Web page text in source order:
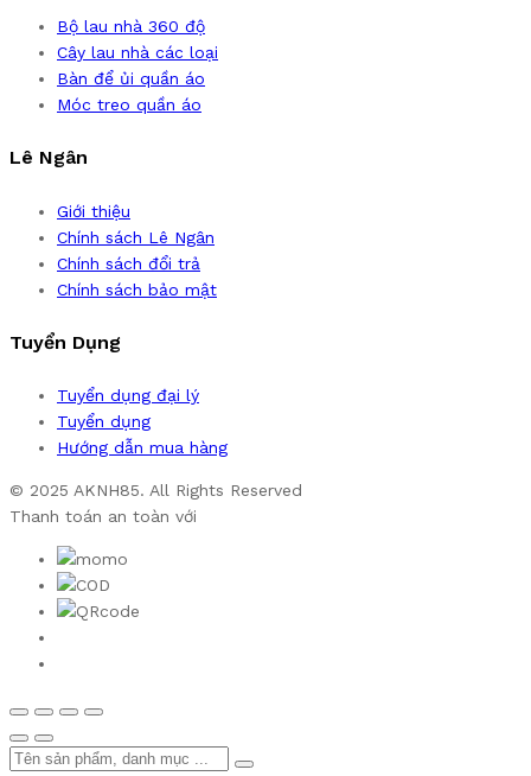
Bộ lau nhà 360 độ
Cây lau nhà các loại
Bàn để ủi quần áo
Móc treo quần áo
Lê Ngân
Giới thiệu
Chính sách Lê Ngân
Chính sách đổi trả
Chính sách bảo mật
Tuyển Dụng
Tuyển dụng đại lý
Tuyển dụng
Hướng dẫn mua hàng
© 2025 AKNH85. All Rights Reserved
Thanh toán an toàn với